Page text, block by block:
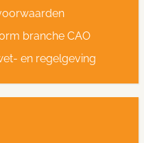
branche CAO
en regelgeving